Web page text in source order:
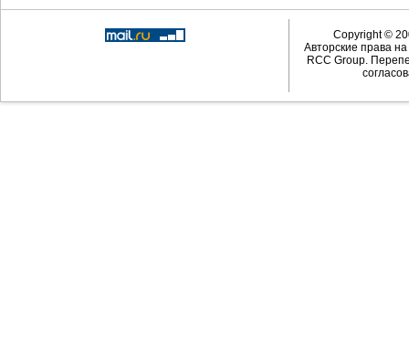
Copyright ©
Авторские права
RCC Group.